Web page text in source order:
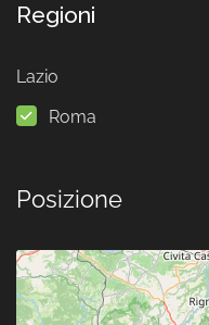
Regioni
Lazio
Roma
Posizione